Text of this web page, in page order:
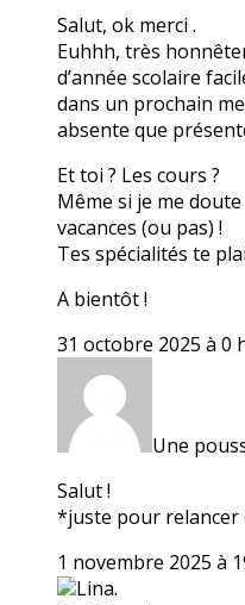
Salut, ok merci .
Euhhh, très
d’année scolaire
dans un prochain
absente que
Et toi ? Les cours ?
Même si je me
vacances (ou pas) !
Tes spécialités te
A bientôt !
31 octobre 2025 à 0
Une
Salut !
*juste pour relancer
1 novembre 2025 à
Lina.